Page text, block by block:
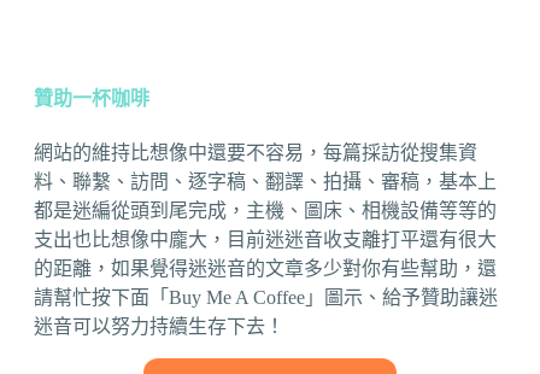
贊助一杯咖啡
網站的維持比想像中還要不容易，每篇採訪從搜集資
料、聯繫、訪問、逐字稿、翻譯、拍攝、審稿，基本上
都是迷編從頭到尾完成，主機、圖床、相機設備等等的
支出也比想像中龐大，目前迷迷音收支離打平還有很大
的距離，如果覺得迷迷音的文章多少對你有些幫助，還
請幫忙按下面「Buy Me A Coffee」圖示、給予贊助讓迷
迷音可以努力持續生存下去！